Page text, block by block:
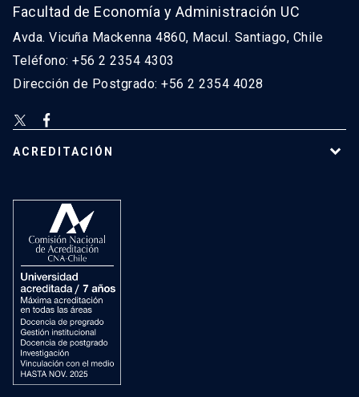
Facultad de Economía y Administración UC
Avda. Vicuña Mackenna 4860, Macul. Santiago, Chile
Teléfono: +56 2 2354 4303
Dirección de Postgrado: +56 2 2354 4028
ACREDITACIÓN